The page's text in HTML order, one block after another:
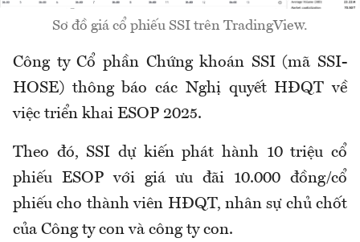
Sơ đồ giá cổ phiếu SSI trên TradingView.
Công ty Cổ phần Chứng khoán SSI (mã SSI-
HOSE) thông báo các Nghị quyết HĐQT về
việc triển khai ESOP 2025.
Theo đó, SSI dự kiến phát hành 10 triệu cổ
phiếu ESOP với giá ưu đãi 10.000 đồng/cổ
phiếu cho thành viên HĐQT, nhân sự chủ chốt
của Công ty con và công ty con.